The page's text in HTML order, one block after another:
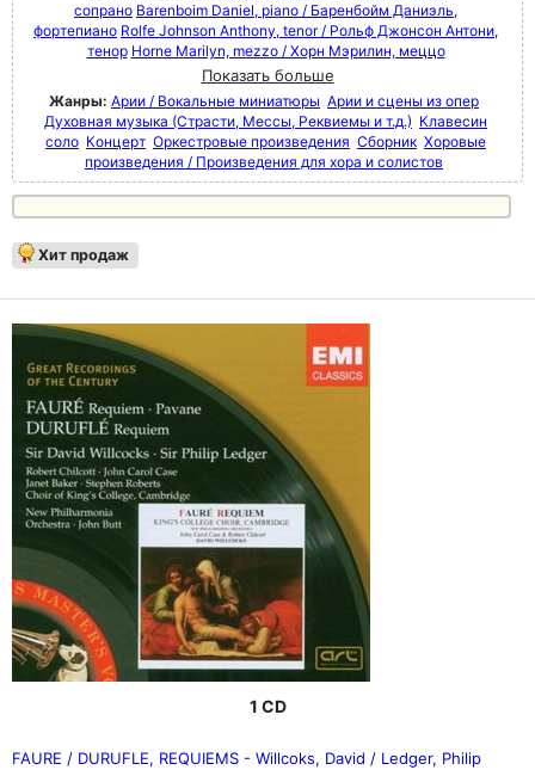
сопрано Barenboim Daniel, piano / Баренбойм Даниэль,
фортепиано Rolfe Johnson Anthony, tenor / Рольф Джонсон Антони,
тенор Horne Marilyn, mezzo / Хорн Мэрилин, меццо
Показать больше
Жанры: Арии / Вокальные миниатюры Арии и сцены из опер
Духовная музыка (Страсти, Мессы, Реквиемы и т.д.) Клавесин
соло Концерт Оркестровые произведения Сборник Хоровые
произведения / Произведения для хора и солистов
Хит продаж
1 CD
FAURE / DURUFLE, REQUIEMS - Willcoks, David / Ledger, Philip